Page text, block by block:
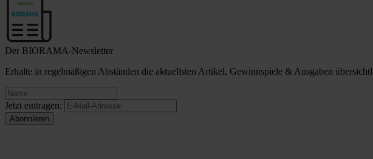
Der BIORAMA-Newsletter
Erhalte in regelmäßigen Abständen die aktuellsten Artikel, Gewinnspiele & Ausgaben
Jetzt eintragen: